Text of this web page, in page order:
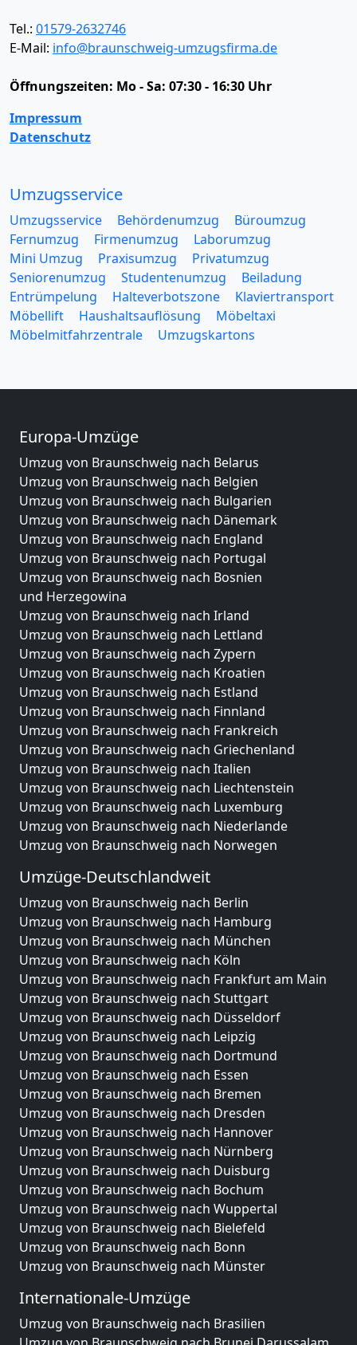
Tel.: 01579-2632746
E-Mail: info@braunschweig-umzugsfirma.de
Öffnungszeiten: Mo - Sa: 07:30 - 16:30 Uhr
Impressum
Datenschutz
Umzugsservice
Umzugsservice Behördenumzug
Büroumzug
Fernumzug
Firmenumzug
Laborumzug
Mini Umzug
Praxisumzug
Privatumzug
Seniorenumzug
Studentenumzug
Beiladung
Entrümpelung
Halteverbotszone
Klaviertransport
Möbellift
Haushaltsauflösung
Möbeltaxi
Möbelmitfahrzentrale
Umzugskartons
Europa-Umzüge
Umzug von Braunschweig nach Belarus
Umzug von Braunschweig nach Belgien
Umzug von Braunschweig nach Bulgarien
Umzug von Braunschweig nach Dänemark
Umzug von Braunschweig nach England
Umzug von Braunschweig nach Portugal
Umzug von Braunschweig nach Bosnien
und Herzegowina
Umzug von Braunschweig nach Irland
Umzug von Braunschweig nach Lettland
Umzug von Braunschweig nach Zypern
Umzug von Braunschweig nach Kroatien
Umzug von Braunschweig nach Estland
Umzug von Braunschweig nach Finnland
Umzug von Braunschweig nach Frankreich
Umzug von Braunschweig nach Griechenland
Umzug von Braunschweig nach Italien
Umzug von Braunschweig nach Liechtenstein
Umzug von Braunschweig nach Luxemburg
Umzug von Braunschweig nach Niederlande
Umzug von Braunschweig nach Norwegen
Umzüge-Deutschlandweit
Umzug von Braunschweig nach Berlin
Umzug von Braunschweig nach Hamburg
Umzug von Braunschweig nach München
Umzug von Braunschweig nach Köln
Umzug von Braunschweig nach Frankfurt am Main
Umzug von Braunschweig nach Stuttgart
Umzug von Braunschweig nach Düsseldorf
Umzug von Braunschweig nach Leipzig
Umzug von Braunschweig nach Dortmund
Umzug von Braunschweig nach Essen
Umzug von Braunschweig nach Bremen
Umzug von Braunschweig nach Dresden
Umzug von Braunschweig nach Hannover
Umzug von Braunschweig nach Nürnberg
Umzug von Braunschweig nach Duisburg
Umzug von Braunschweig nach Bochum
Umzug von Braunschweig nach Wuppertal
Umzug von Braunschweig nach Bielefeld
Umzug von Braunschweig nach Bonn
Umzug von Braunschweig nach Münster
Internationale-Umzüge
Umzug von Braunschweig nach Brasilien